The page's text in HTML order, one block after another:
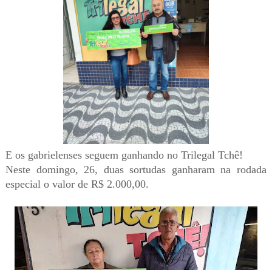
E os gabrielenses seguem ganhando no Trilegal Tchê!
Neste domingo, 26, duas sortudas ganharam na rodada
especial o valor de R$ 2.000,00.